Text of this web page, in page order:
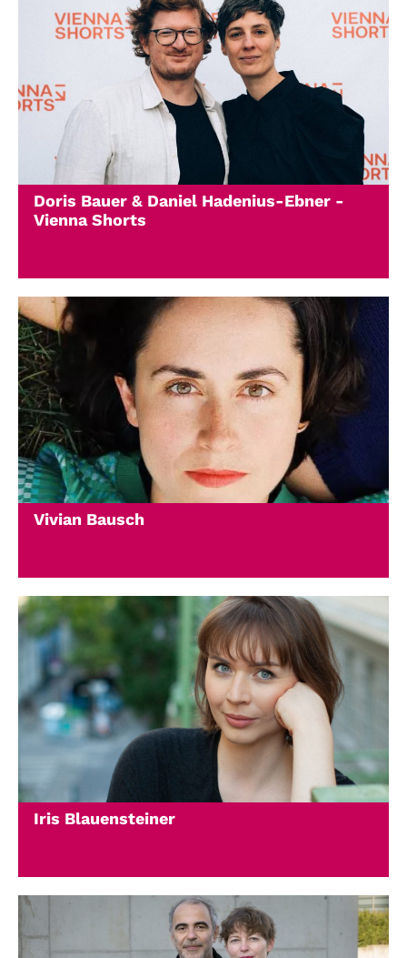
Doris Bauer & Daniel Hadenius-Ebner -
Vienna Shorts
Vivian Bausch
Iris Blauensteiner